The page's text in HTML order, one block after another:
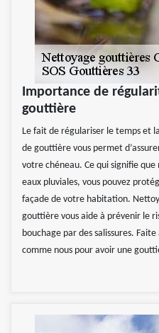
Importance de
gouttière
Le fait de régulariser le temps et
de gouttière vous permet
votre chéneau. Ce qui signifie
eaux pluviales, vous pouvez
façade de votre habitation.
gouttière vous aide à prévenir le
bouchage par des salissures.
comme nous pour avoir une